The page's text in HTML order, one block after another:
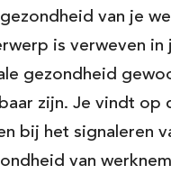
van je
is verweven
gezondheid
zijn. Je vindt op
bij het signaleren
van